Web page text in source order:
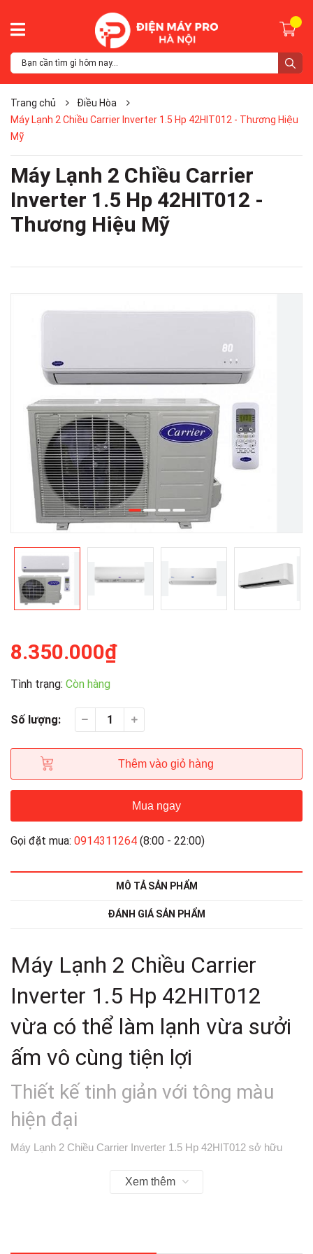
Trang chủ
Điều Hòa
Máy Lạnh 2 Chiều Carrier Inverter 1.5 Hp 42HIT012 - Thương Hiệu
Mỹ
Máy Lạnh 2 Chiều Carrier
Inverter 1.5 Hp 42HIT012 -
Thương Hiệu Mỹ
8.350.000₫
Tình trạng: Còn hàng
Số lượng:
Thêm vào giỏ hàng
Mua ngay
Gọi đặt mua: 0914311264 (8:00 - 22:00)
MÔ TẢ SẢN PHẨM
ĐÁNH GIÁ SẢN PHẨM
Máy Lạnh 2 Chiều Carrier
Inverter 1.5 Hp 42HIT012
vừa có thể làm lạnh vừa sưởi
ấm vô cùng tiện lợi
Thiết kế tinh giản với tông màu
hiện đại
Máy Lạnh 2 Chiều Carrier Inverter 1.5 Hp 42HIT012 sở hữu
đặt ở bất kì không gian nào mà vẫn tạo sự hài hòa và thẩm mỹ
Xem thêm